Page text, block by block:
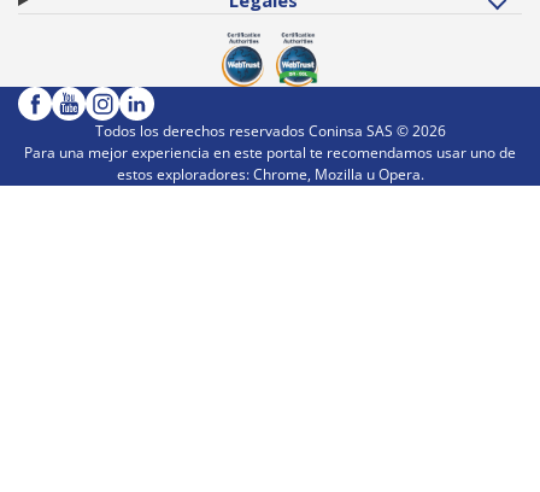
Todos los derechos reservados Coninsa SAS ©2026
Para una mejor experiencia en este portal te recomendamos usar uno de
estos exploradores: Chrome, Mozilla u Opera.